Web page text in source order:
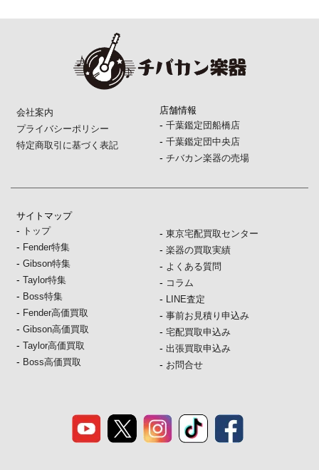
会社案内
プライバシーポリシー
特定商取引に基づく表記
店舗情報
- 千葉鑑定団船橋店
- 千葉鑑定団中央店
- チバカン楽器の売場
サイトマップ
- トップ
- Fender特集
-Gibson特集
-Taylor特集
- Boss特集
- Fender高価買取
-Gibson高価買取
-Taylor高価買取
- Boss高価買取
- 東京宅配買取センター
- 楽器の買取実績
- よくある質問
- コラム
- LINE査定
- 事前お見積り申込み
- 宅配買取申込み
- 出張買取申込み
- お問合せ